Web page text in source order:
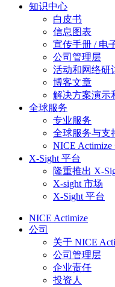
知识中心
白皮书
信息图表
宣传手册 / 电
公司管理层
活动和网络研
博客文章
解决方案演示
全球服务
专业服务
全球服务与支
NICE
X-Sight 平台
隆重推出 X-
X-sight 市场
X-Sight 平台
NICE Actimize
公司
关于 NICE
公司管理层
企业责任
投资人